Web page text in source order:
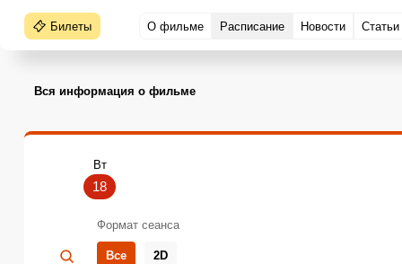
Билеты О фильме Расписание Новости Статьи
Вся информация о фильме
Вт
18
Формат сеанса
Все 2D